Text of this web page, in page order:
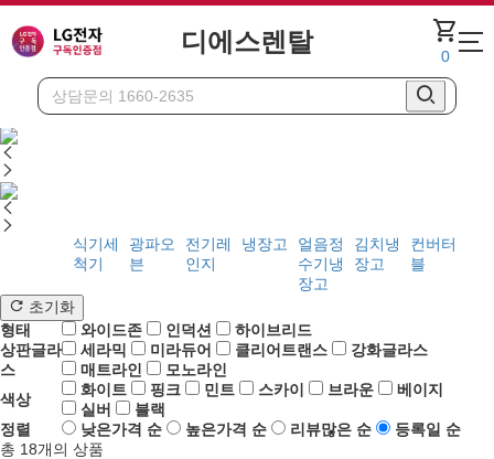
디에스렌탈 shopping_cart
0
주방가전
전기레인지
식기세
척기
광파오
븐
전기레
인지
냉장고
얼음정
수기냉
장고
김치냉
장고
컨버터
블
초기화
형태
와이드존 인덕션
하이브리드
상판글라
스
세라믹 미라듀어 클리어트랜스
강화글라스
매트라인
모노라인
색상
화이트 핑크 민트 스카이 브라운
베이지
실버
블랙
정렬
낮은가격 순 높은가격 순 리뷰많은 순
등록일 순
총 18개의 상품